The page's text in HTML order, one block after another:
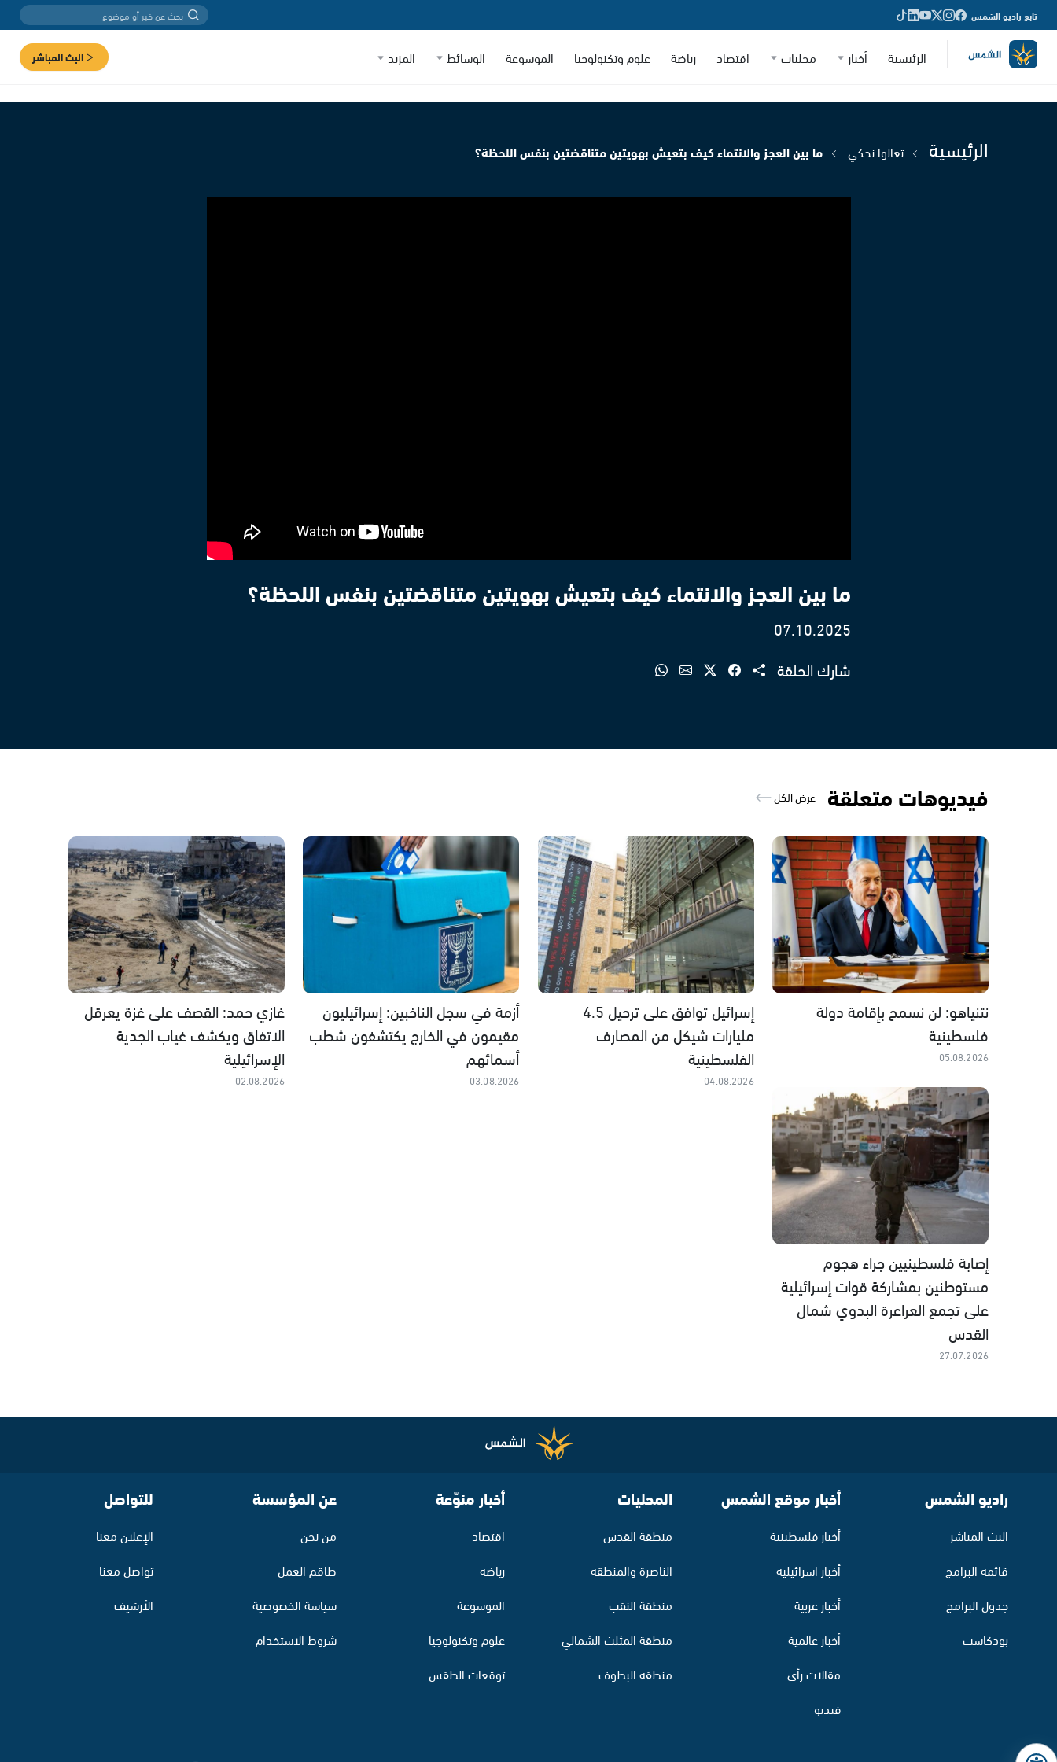
تابع راديو الشمس
الرئيسية أخبار محليات اقتصاد رياضة علوم وتكنولوجيا الموسوعة الوسائط المزيد البث المباشر
الرئيسية تعالوا نحكي ما بين العجز والانتماء كيف بتعيش بهويتين متناقضتين بنفس اللحظة؟
ما بين العجز والانتماء كيف بتعيش بهويتين متناقضتين بنفس اللحظة؟
07.10.2025
شارك الحلقة
فيديوهات متعلقة عرض الكل
نتنياهو: لن نسمح بإقامة دولة
فلسطينية
05.08.2026
إسرائيل توافق على ترحيل 4.5
مليارات شيكل من المصارف
الفلسطينية
04.08.2026
أزمة في سجل الناخبين: إسرائيليون
مقيمون في الخارج يكتشفون شطب
أسمائهم
03.08.2026
غازي حمد: القصف على غزة يعرقل
الاتفاق ويكشف غياب الجدية
الإسرائيلية
02.08.2026
إصابة فلسطينيين جراء هجوم
مستوطنين بمشاركة قوات إسرائيلية
على تجمع العراعرة البدوي شمال
القدس
27.07.2026
راديو الشمس
البث المباشر
قائمة البرامج
جدول البرامج
بودكاست
أخبار موقع الشمس
أخبار فلسطينية
أخبار اسرائيلية
أخبار عربية
أخبار عالمية
مقالات رأي
فيديو
المحليات
منطقة القدس
الناصرة والمنطقة
منطقة النقب
منطقة المثلث الشمالي
منطقة البطوف
أخبار منوّعة
اقتصاد
رياضة
الموسوعة
علوم وتكنولوجيا
توقعات الطقس
عن المؤسسة
من نحن
طاقم العمل
سياسة الخصوصية
شروط الاستخدام
للتواصل
الإعلان معنا
تواصل معنا
الأرشيف